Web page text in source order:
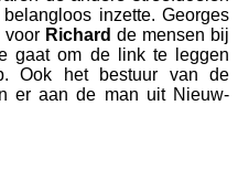
inzette. Georges
voor Richard de mensen bij
gaat om de link te leggen
Ook het bestuur van de
er aan de man uit Nieuw-